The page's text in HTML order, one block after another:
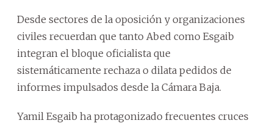
Desde sectores de la oposición y organizaciones
civiles recuerdan que tanto Abed como Esgaib
integran el bloque oficialista que
sistemáticamente rechaza o dilata pedidos de
informes impulsados desde la Cámara Baja.
Yamil Esgaib ha protagonizado frecuentes cruces